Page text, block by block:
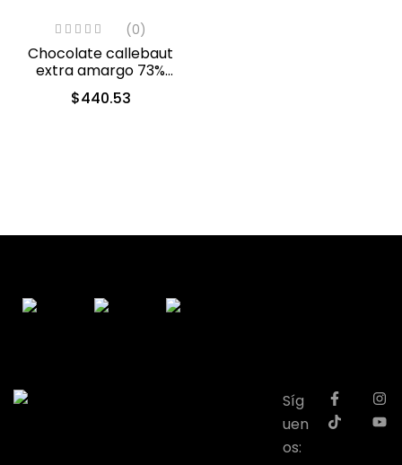
(0)
Chocolate callebaut
extra amargo 73%
cacao (40-804)
$440.53
Síg
uen
os: